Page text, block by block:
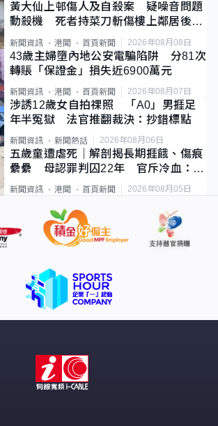
黃大仙上邨傷人及自殺案 疑噪音問題
動殺機 死者持菜刀斬傷樓上鄰居後墮
新聞資訊 港聞 首頁新聞 2026年08月08日
43歲主婦墮內地公安電騙陷阱 分81次
轉賬「保證金」損失近6900萬元
新聞資訊 港聞 首頁新聞 2026年08月07日
涉誘12歲女自拍祼照 「A0」男捱足
年半冤獄 法官推翻裁決：抄錯標點
新聞資訊 新聞熱話 2026年08月06日
五歲童遭虐死｜解剖揭長期捱餓、傷痕
纍纍 母認罪判囚22年 官斥冷血：同
類案最惡劣
新聞資訊 港聞 首頁新聞 2026年08月05日